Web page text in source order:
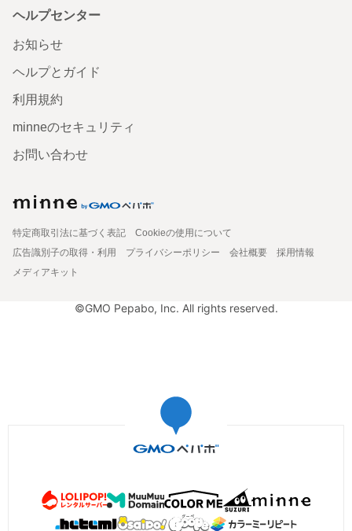
ヘルプセンター
お知らせ
ヘルプとガイド
利用規約
minneのセキュリティ
お問い合わせ
特定商取引法に基づく表記
Cookieの使用について
広告識別子の取得・利用
プライバシーポリシー 会社概要
採用情報
メディアキット
©GMO Pepabo, Inc. All rights reserved.